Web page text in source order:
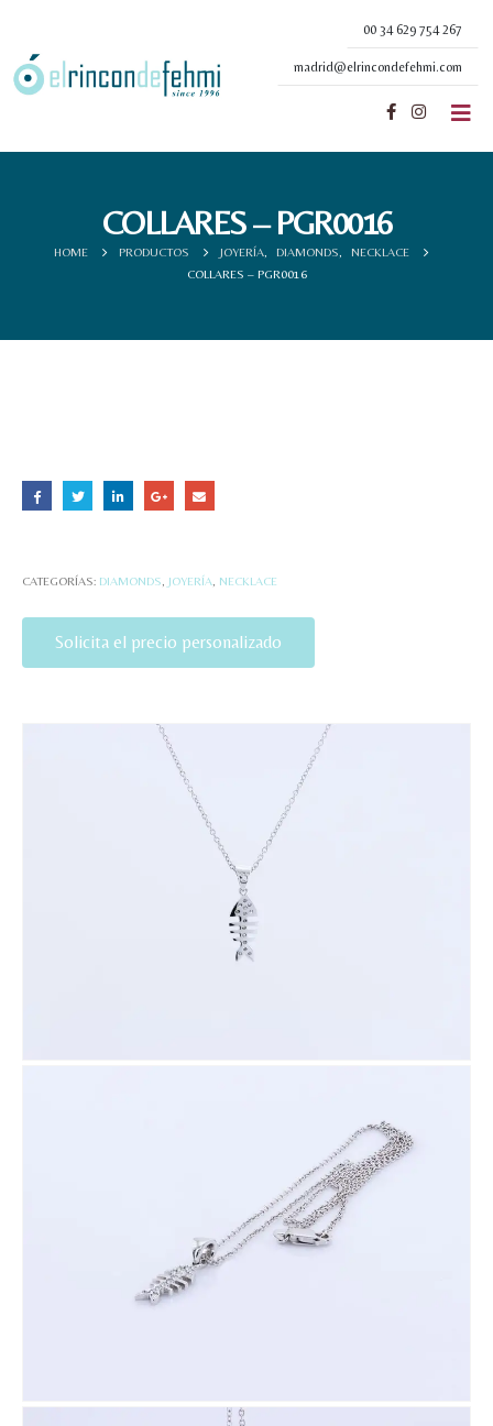
00 34 629 754 267
madrid@elrincondefehmi.com
COLLARES – PGR0016
HOME PRODUCTOS JOYERÍA, DIAMONDS
NECKLACE
COLLARES – PGR0016
CATEGORÍAS: DIAMONDS JOYERÍA NECKLACE
Solicita el precio personalizado